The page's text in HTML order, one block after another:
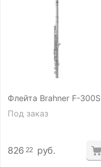
Флейта Brahner F-300S
Под заказ
826 22 руб.